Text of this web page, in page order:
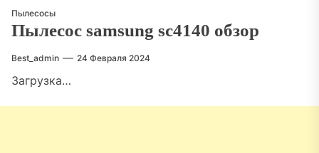
Пылесосы
Пылесос samsung sc4140 обзор
Best_admin 24 Февраля 2024
Загрузка…